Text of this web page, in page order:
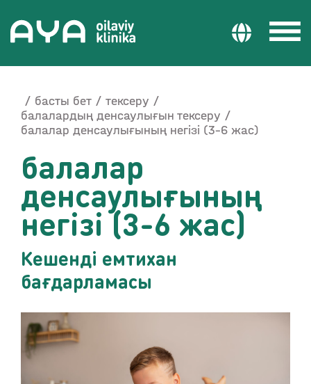
басты бет
тексеру
балалардың денсаулығын тексеру
балалар денсаулығының негізі (3-6 жас)
балалар
денсаулығының
негізі (3-6 жас)
Кешенді емтихан
бағдарламасы